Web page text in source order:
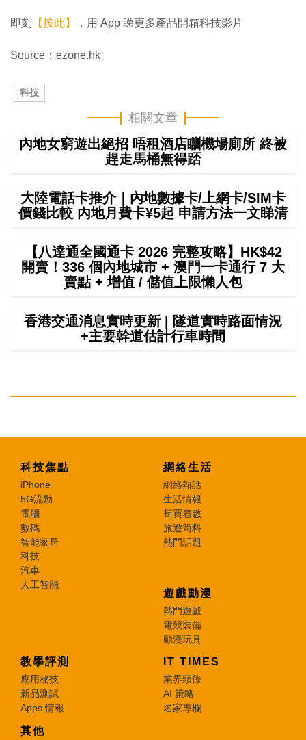
即刻 【按此】 ，用 App 睇更多產品開箱科技影片
Source：ezone.hk
科技
相關文章
內地女窮遊出絕招 唔租酒店瞓機場廁所 終被
趕走馬桶無得踎
大陸電話卡推介｜內地數據卡/上網卡/SIM卡
價錢比較 內地月費卡¥5起 申請方法一文睇清
【八達通全國通卡 2026 完整攻略】HK$42
開賣！336 個內地城市 + 澳門一卡通行 7 大
賣點 + 增值 / 儲值上限懶人包
香港交通消息實時更新 | 隧道實時路面情況
+主要幹道估計行車時間
科技焦點
iPhone
5G流動
電腦
數碼
智能家居
科技
汽車
人工智能
網絡生活
網絡熱話
生活情報
筍買着數
旅遊筍料
熱門話題
遊戲動漫
熱門遊戲
電競裝備
動漫玩具
教學評測
應用秘技
新品測試
Apps 情報
IT TIMES
業界頭條
AI 策略
名家專欄
其他